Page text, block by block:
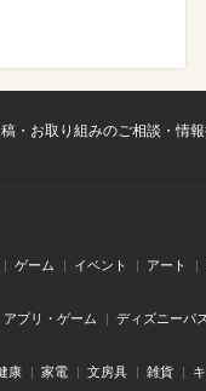
・お取り組みのご相談・情
ゲーム イベント アート
アプリ・ゲーム ディズニーパス
康 家電 文房具 雑貨